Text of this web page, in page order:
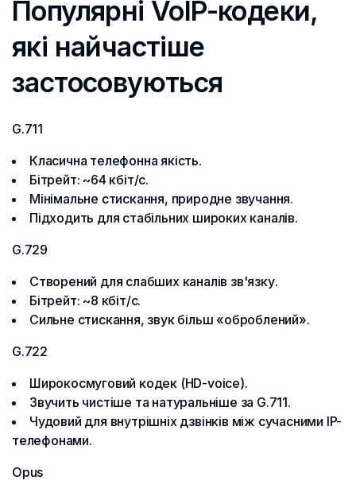
Популярні VoIP-кодеки,
які найчастіше
застосовуються
G.711
Класична телефонна якість.
Бітрейт: ~64 кбіт/с.
Мінімальне стискання, природне звучання.
Підходить для стабільних широких каналів.
G.729
Створений для слабших каналів зв'язку.
Бітрейт: ~8 кбіт/с.
Сильне стискання, звук більш «оброблений».
G.722
Широкосмуговий кодек (HD-voice).
Звучить чистіше та натуральніше за G.711.
Чудовий для внутрішніх дзвінків між сучасними IP-
телефонами.
Opus